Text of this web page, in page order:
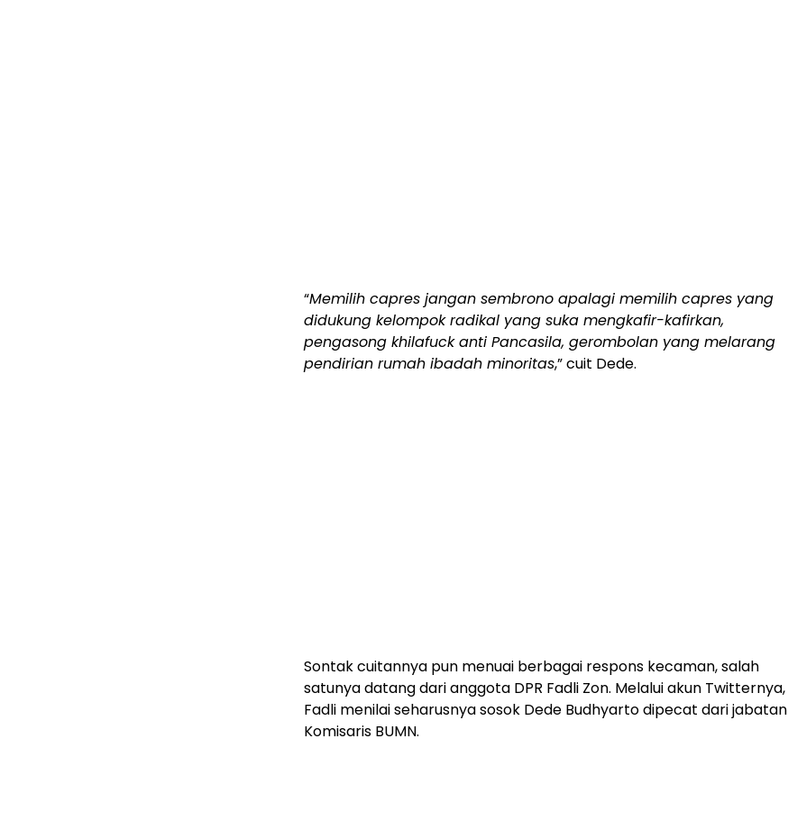
“Memilih capres jangan sembrono apalagi memilih capres yang
didukung kelompok radikal yang suka mengkafir-kafirkan,
pengasong khilafuck anti Pancasila, gerombolan yang melarang
pendirian rumah ibadah minoritas,” cuit Dede.
Sontak cuitannya pun menuai berbagai respons kecaman, salah
satunya datang dari anggota DPR Fadli Zon. Melalui akun Twitternya,
Fadli menilai seharusnya sosok Dede Budhyarto dipecat dari jabatan
Komisaris BUMN.